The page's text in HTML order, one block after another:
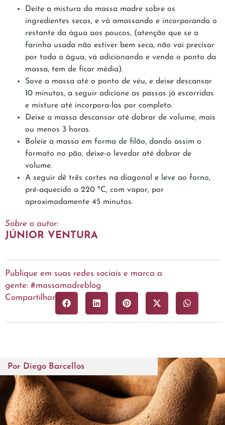
Deite a mistura da massa madre sobre os
ingredientes secos, e vá amassando e incorporando o
restante da água aos poucos, (atenção que se a
farinha usada não estiver bem seca, não vai precisar
por toda a água, vá adicionando e vendo o ponto da
massa, tem de ficar média).
Sove a massa até o ponto de véu, e deixe descansar
10 minutos, a seguir adicione as passas já escorridas
e misture até incorpora-las por completo.
Deixe a massa descansar até dobrar de volume, mais
ou menos 3 horas.
Boleie a massa em forma de filão, dando assim o
formato no pão, deixe-o levedar até dobrar de
volume.
A seguir dê três cortes na diagonal e leve ao forno,
pré-aquecido a 220 ºC, com vapor, por
aproximadamente 45 minutos.
Sobre o autor:
JÚNIOR VENTURA
Publique em suas redes sociais e marca a
gente: #massamadreblog
Compartilhar
Por Diego Barcellos